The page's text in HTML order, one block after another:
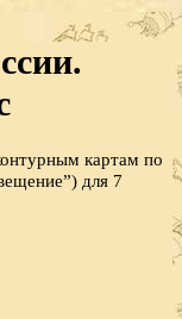
картам по
для 7